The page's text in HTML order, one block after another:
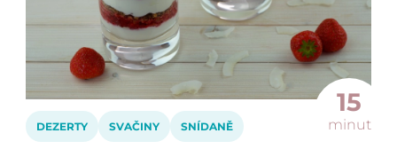
15
minut
DEZERTY SVAČINY SNÍDANĚ